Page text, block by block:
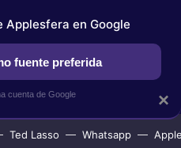
SELECCIÓN
Ted Lasso Whatsapp
×
Applesfera en Google
fuente preferida
cuenta de Google